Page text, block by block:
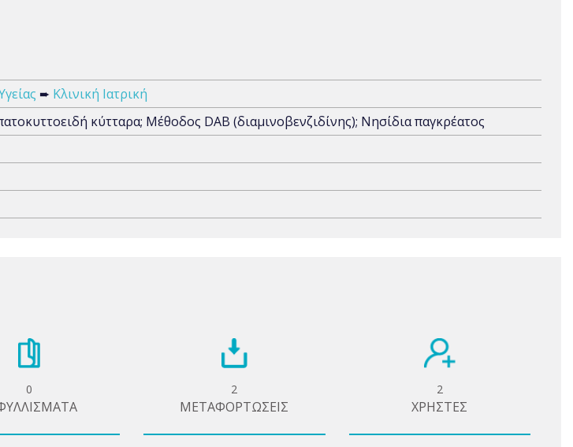
➨ Κλινική Ιατρική
κύτταρα; Μέθοδος DAB (διαμινοβενζιδίνης); Νησίδια παγκρέατος
0 2
ΜΕΤΑΦΟΡΤΩΣΕΙΣ
2
ΧΡΗΣΤΕΣ